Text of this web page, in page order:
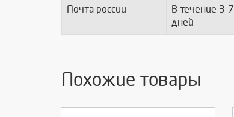
Почта россии
В течение 3-7
дней
Похожие товары